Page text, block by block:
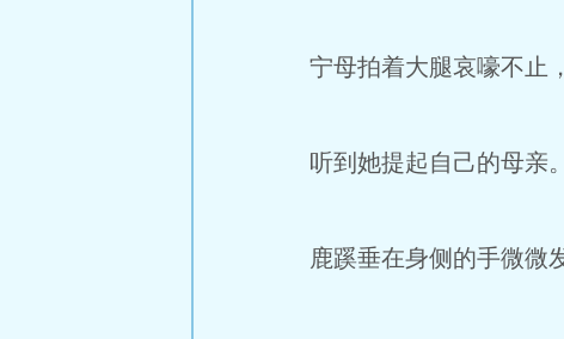
宁母拍着大腿哀嚎不止
听到她提起自己的母亲。
鹿蹊垂在身侧的手微微